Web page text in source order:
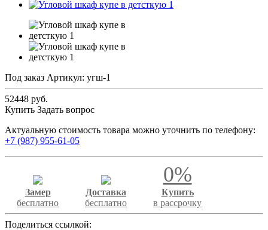
Под заказ Артикул: угш-1
52448 руб.
Купить Задать вопрос
Актуальную стоимость товара можно уточнить по телефону:
+7 (987) 955-61-05
Замер
бесплатно
Доставка
бесплатно
0%
Купить
в рассрочку
Поделиться ссылкой: